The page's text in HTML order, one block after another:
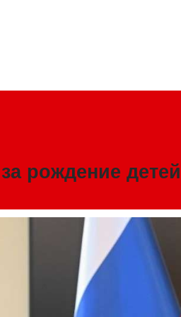
рождение